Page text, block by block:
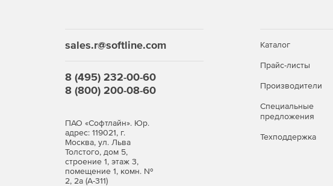
sales.r@softline.com
8 (495) 232-00-60
8 (800) 200-08-60
ПАО «Софтлайн». Юр.
адрес: 119021, г.
Москва, ул. Льва
Толстого, дом 5,
строение 1, этаж 3,
помещение 1, комн. №
2, 2а (А-311)
Каталог
Прайс-листы
Производители
Специальные
предложения
Техподдержка